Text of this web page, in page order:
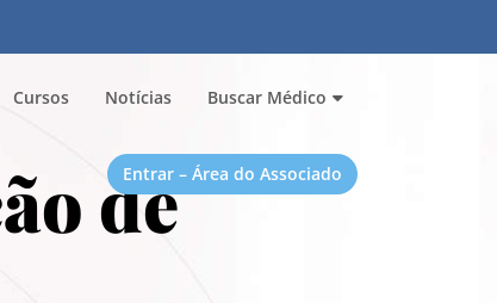
Cursos Notícias Buscar Médico
Entrar – Área do Associado
de